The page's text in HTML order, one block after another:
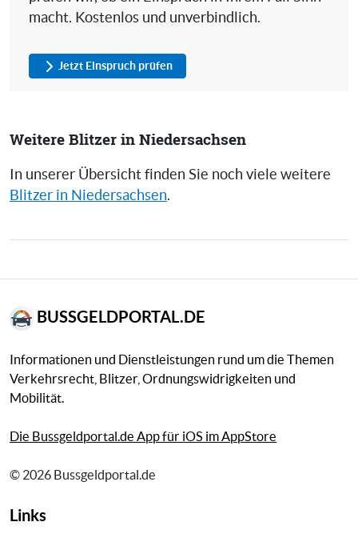
macht. Kostenlos und unverbindlich.
Jetzt Einspruch prüfen
Weitere Blitzer in Niedersachsen
In unserer Übersicht finden Sie noch viele weitere
Blitzer in Niedersachsen.
BUSSGELDPORTAL.DE
Informationen und Dienstleistungen rund um die Themen
Verkehrsrecht, Blitzer, Ordnungswidrigkeiten und
Mobilität.
Die Bussgeldportal.de App für iOS im AppStore
© 2026 Bussgeldportal.de
Links